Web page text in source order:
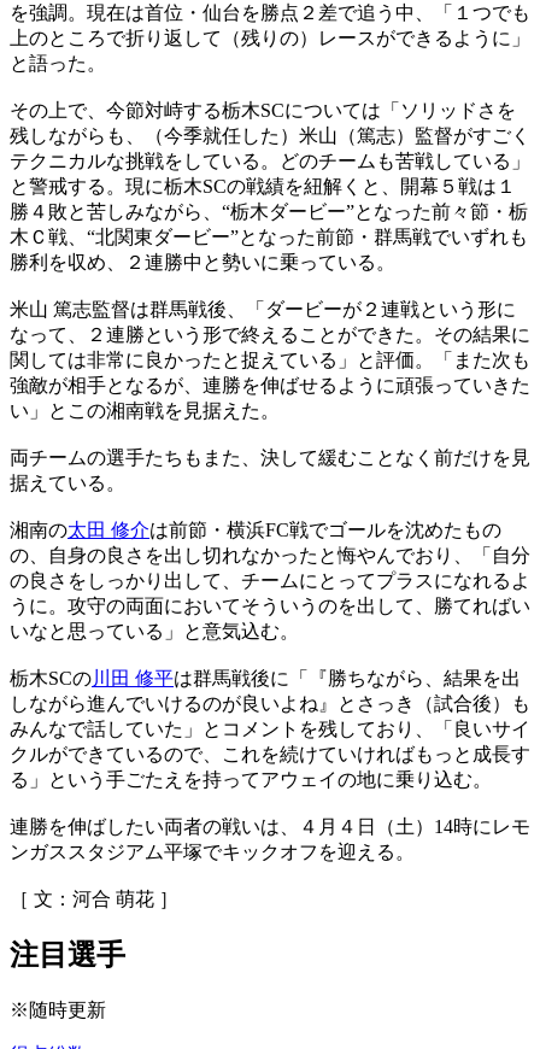
を強調。現在は首位・仙台を勝点２差で追う中、「１つでも
上のところで折り返して（残りの）レースができるように」
と語った。
その上で、今節対峙する栃木SCについては「ソリッドさを
残しながらも、（今季就任した）米山（篤志）監督がすごく
テクニカルな挑戦をしている。どのチームも苦戦している」
と警戒する。現に栃木SCの戦績を紐解くと、開幕５戦は１
勝４敗と苦しみながら、“栃木ダービー”となった前々節・栃
木Ｃ戦、“北関東ダービー”となった前節・群馬戦でいずれも
勝利を収め、２連勝中と勢いに乗っている。
米山 篤志監督は群馬戦後、「ダービーが２連戦という形に
なって、２連勝という形で終えることができた。その結果に
関しては非常に良かったと捉えている」と評価。「また次も
強敵が相手となるが、連勝を伸ばせるように頑張っていきた
い」とこの湘南戦を見据えた。
両チームの選手たちもまた、決して緩むことなく前だけを見
据えている。
湘南の太田 修介は前節・横浜FC戦でゴールを沈めたもの
の、自身の良さを出し切れなかったと悔やんでおり、「自分
の良さをしっかり出して、チームにとってプラスになれるよ
うに。攻守の両面においてそういうのを出して、勝てればい
いなと思っている」と意気込む。
栃木SCの川田 修平は群馬戦後に「『勝ちながら、結果を出
しながら進んでいけるのが良いよね』とさっき（試合後）も
みんなで話していた」とコメントを残しており、「良いサイ
クルができているので、これを続けていければもっと成長す
る」という手ごたえを持ってアウェイの地に乗り込む。
連勝を伸ばしたい両者の戦いは、４月４日（土）14時にレモ
ンガススタジアム平塚でキックオフを迎える。
［ 文：河合 萌花 ］
注目選手
※随時更新